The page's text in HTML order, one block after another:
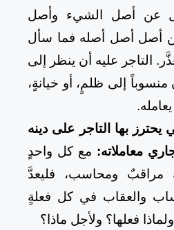
عن أصل الشيء وأصل
أصل أصل أصله فما سأل
التاجر عليه أن ينظر إلى
إلى ظلمٍ، أو خيانةٍ،
يحترز بها التاجر على دينه
معاملاته: مع كل واحدٍ
مراقبٌ ومحاسب، فليعدَّ
والعقاب في كل فعلةٍ
فعلها؟ ولأجل ماذا؟